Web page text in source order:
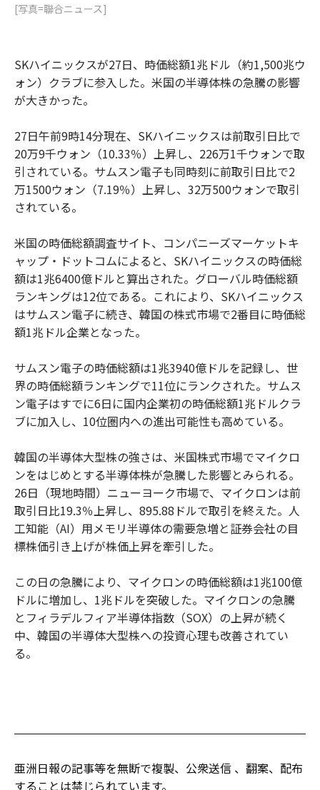
[写真=聯合ニュース]
SKハイニックスが27日、時価総額1兆ドル（約1,500兆ウ
ォン）クラブに参入した。米国の半導体株の急騰の影響
が大きかった。
27日午前9時14分現在、SKハイニックスは前取引日比で
20万9千ウォン（10.33％）上昇し、226万1千ウォンで取
引されている。サムスン電子も同時刻に前取引日比で2
万1500ウォン（7.19％）上昇し、32万500ウォンで取引
されている。
米国の時価総額調査サイト、コンパニーズマーケットキ
ャップ・ドットコムによると、SKハイニックスの時価総
額は1兆6400億ドルと算出された。グローバル時価総額
ランキングは12位である。これにより、SKハイニックス
はサムスン電子に続き、韓国の株式市場で2番目に時価総
額1兆ドル企業となった。
サムスン電子の時価総額は1兆3940億ドルを記録し、世
界の時価総額ランキングで11位にランクされた。サムス
ン電子はすでに6日に国内企業初の時価総額1兆ドルクラ
ブに加入し、10位圏内への進出可能性も高めている。
韓国の半導体大型株の強さは、米国株式市場でマイクロ
ンをはじめとする半導体株が急騰した影響とみられる。
26日（現地時間）ニューヨーク市場で、マイクロンは前
取引日比19.3％上昇し、895.88ドルで取引を終えた。人
工知能（AI）用メモリ半導体の需要急増と証券会社の目
標株価引き上げが株価上昇を牽引した。
この日の急騰により、マイクロンの時価総額は1兆100億
ドルに増加し、1兆ドルを突破した。マイクロンの急騰
とフィラデルフィア半導体指数（SOX）の上昇が続く
中、韓国の半導体大型株への投資心理も改善されてい
る。
亜洲日報の記事等を無断で複製、公衆送信 、翻案、配布
することは禁じられています。